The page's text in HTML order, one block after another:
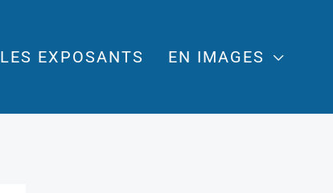
LES EXPOSANTS EN IMAGES